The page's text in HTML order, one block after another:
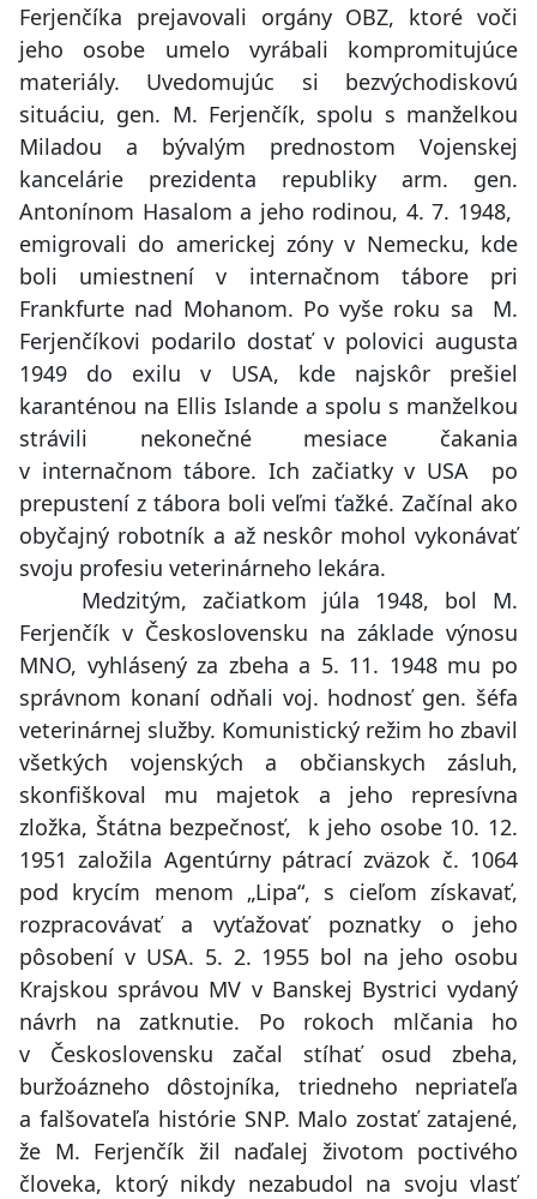
Ferjenčíka prejavovali orgány OBZ, ktoré voči
jeho osobe umelo vyrábali kompromitujúce
materiály. Uvedomujúc si bezvýchodiskovú
situáciu, gen. M. Ferjenčík, spolu s manželkou
Miladou a bývalým prednostom Vojenskej
kancelárie prezidenta republiky arm. gen.
Antonínom Hasalom a jeho rodinou, 4. 7. 1948,
emigrovali do americkej zóny v Nemecku, kde
boli umiestnení v internačnom tábore pri
Frankfurte nad Mohanom. Po vyše roku sa M.
Ferjenčíkovi podarilo dostať v polovici augusta
1949 do exilu v USA, kde najskôr prešiel
karanténou na Ellis Islande a spolu s manželkou
strávili nekonečné mesiace čakania
v internačnom tábore. Ich začiatky v USA po
prepustení z tábora boli veľmi ťažké. Začínal ako
obyčajný robotník a až neskôr mohol vykonávať
svoju profesiu veterinárneho lekára.
Medzitým, začiatkom júla 1948, bol M.
Ferjenčík v Československu na základe výnosu
MNO, vyhlásený za zbeha a 5. 11. 1948 mu po
správnom konaní odňali voj. hodnosť gen. šéfa
veterinárnej služby. Komunistický režim ho zbavil
všetkých vojenských a občianskych zásluh,
skonfiškoval mu majetok a jeho represívna
zložka, Štátna bezpečnosť, k jeho osobe 10. 12.
1951 založila Agentúrny pátrací zväzok č. 1064
pod krycím menom „Lipa“, s cieľom získavať,
rozpracovávať a vyťažovať poznatky o jeho
pôsobení v USA. 5. 2. 1955 bol na jeho osobu
Krajskou správou MV v Banskej Bystrici vydaný
návrh na zatknutie. Po rokoch mlčania ho
v Československu začal stíhať osud zbeha,
buržoázneho dôstojníka, triedneho nepriateľa
a falšovateľa histórie SNP. Malo zostať zatajené,
že M. Ferjenčík žil naďalej životom poctivého
človeka, ktorý nikdy nezabudol na svoju vlasť